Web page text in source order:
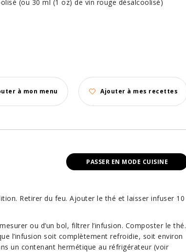
(ou 30 ml (1 oz) de vin rouge désalcoolisé)
à mon menu Ajouter à mes recettes
PASSER EN MODE CUISINE
Retirer du feu. Ajouter le thé et laisser infuser 10
ou d’un bol, filtrer l’infusion. Composter le thé.
l’infusion soit complètement refroidie, soit environ
un contenant hermétique au réfrigérateur (voir